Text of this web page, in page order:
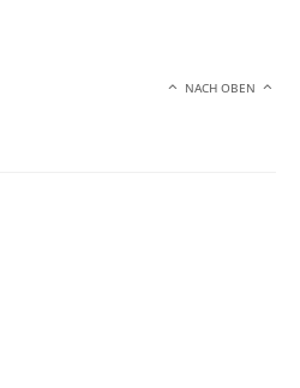
NACH OBEN